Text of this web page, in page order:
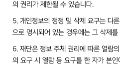
의 권리가 제한될 수 있습니다.
5. 개인정보의 정정 및 삭제 요구는 다
으로 명시되어 있는 경우에는 그 삭제
6. 재단은 정보 주체 권리에 따른 열람
의 요구 시 열람 등 요구를 한 자가 본